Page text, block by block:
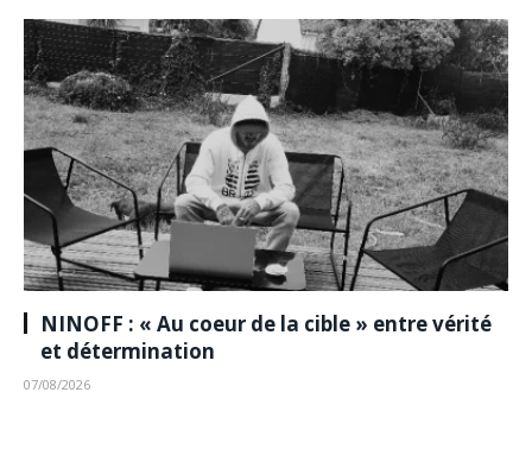
NINOFF : « Au coeur de la cible » entre vérité
et détermination
07/08/2026